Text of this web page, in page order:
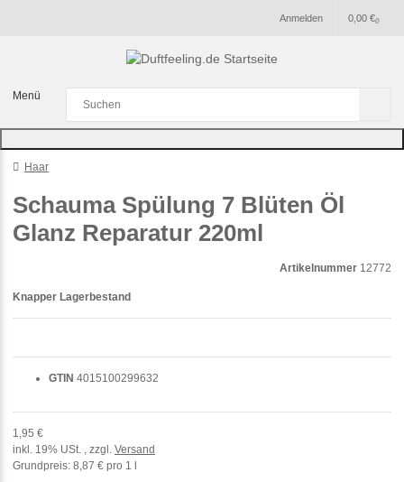
Anmelden 0
0,00 €
Menü
Haar
Schauma Spülung 7 Blüten Öl
Glanz Reparatur 220ml
Artikelnummer 12772
GTIN 4015100299632
1,95 €
inkl. 19% USt. , zzgl. Versand
Grundpreis: 8,87 € pro 1 l
Knapper Lagerbestand